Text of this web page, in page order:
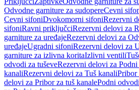
Odvodne garniture za sudopereCevni
Cevni sifoniDvokomorni sifoniRezervni
sifoniRavni priključciRezervni delovi za
garniture za uređajeRezervni delovi za
uređajeUgradni sifoniRezervni delovi za
garniture za izlivna koritaIzlivni ventili
odvodi za tuševeRezervni delovi za
kanaliRezervni delovi za Tuš kanaliPribor
delovi za Pribor za tuš kanalePodni